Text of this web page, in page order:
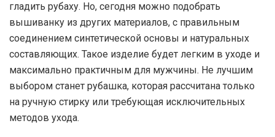
гладить рубаху. Но, сегодня можно подобрать
вышиванку из других материалов, с правильным
соединением синтетической основы и натуральных
составляющих. Такое изделие будет легким в уходе и
максимально практичным для мужчины. Не лучшим
выбором станет рубашка, которая рассчитана только
на ручную стирку или требующая исключительных
методов ухода.